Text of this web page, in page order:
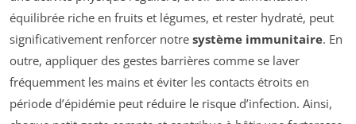
équilibrée riche en fruits et légumes, et rester hydraté, peut
significativement renforcer notre système immunitaire. En
outre, appliquer des gestes barrières comme se laver
fréquemment les mains et éviter les contacts étroits en
période d’épidémie peut réduire le risque d’infection. Ainsi,